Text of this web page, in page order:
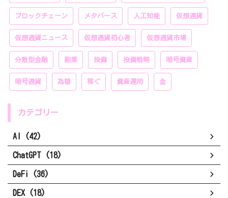
ブロックチェーン メタバース 人工知能 仮想通貨
仮想通貨ニュース 仮想通貨初心者 仮想通貨市場
分散型金融 副業 投資 投資戦略 暗号資産
暗号通貨 為替 稼ぐ 資産運用 金
カテゴリー
AI (42)
ChatGPT (18)
DeFi (36)
DEX (18)